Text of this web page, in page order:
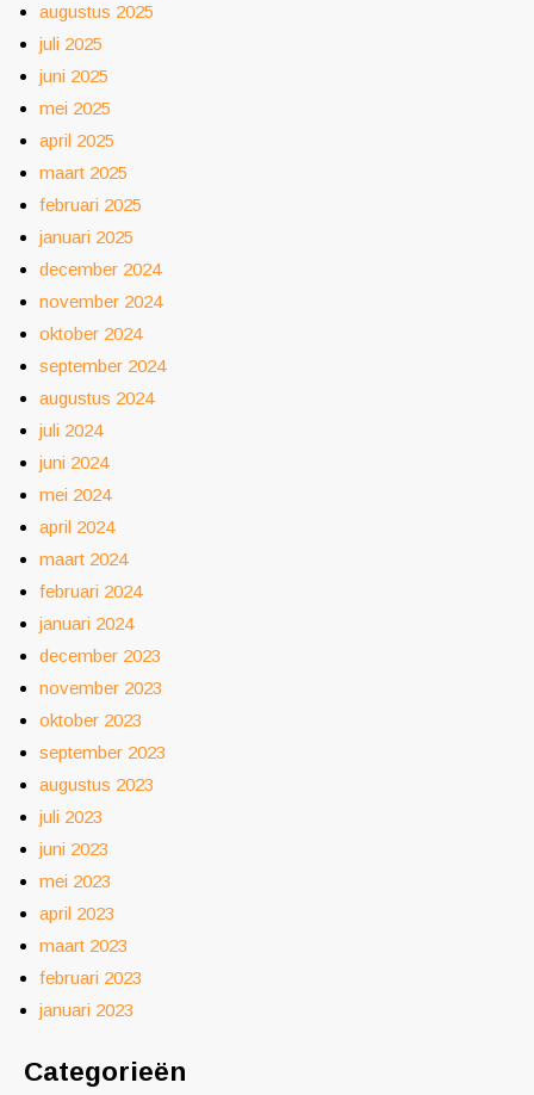
augustus 2025
juli 2025
juni 2025
mei 2025
april 2025
maart 2025
februari 2025
januari 2025
december 2024
november 2024
oktober 2024
september 2024
augustus 2024
juli 2024
juni 2024
mei 2024
april 2024
maart 2024
februari 2024
januari 2024
december 2023
november 2023
oktober 2023
september 2023
augustus 2023
juli 2023
juni 2023
mei 2023
april 2023
maart 2023
februari 2023
januari 2023
Categorieën